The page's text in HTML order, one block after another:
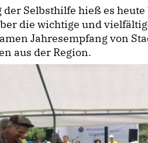
der Selbsthilfe hieß es
die wichtige und
Jahresempfang von
aus der Region.